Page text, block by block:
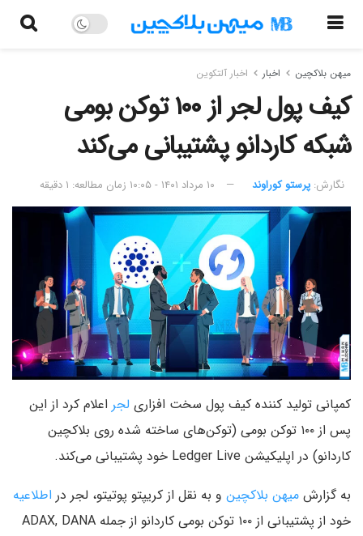
میهن بلاکچین اخبار اخبار آلتکوین
کیف پول لجر از ۱۰۰ توکن بومی
شبکه کاردانو پشتیبانی می‌کند
نگارش:‌ پرستو کوراوند ۱۰ مرداد ۱۴۰۱ - ۱۰:۰۵ زمان مطالعه: ۱ دقیقه
کمپانی تولید کننده کیف پول سخت افزاری لجر اعلام کرد از این
پس از ۱۰۰ توکن بومی (توکن‌های ساخته شده روی بلاکچین
کاردانو) در اپلیکیشن Ledger Live خود پشتیبانی می‌کند.
به گزارش میهن بلاکچین و به نقل از کریپتو پوتیتو، لجر در اطلاعیه
خود از پشتیبانی از ۱۰۰ توکن بومی کاردانو از جمله ADAX, DANA